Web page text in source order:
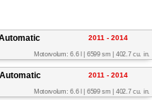
2011 - 2014
Motorvolum: 6.6 l | 6599 sm | 402.7 cu. in.
2011 - 2014
Motorvolum: 6.6 l | 6599 sm | 402.7 cu. in.